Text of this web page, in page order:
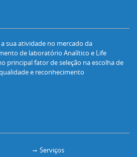
sua atividade no mercado da
de laboratório Analítico e Life
principal fator de seleção na escolha de
e reconhecimento
Serviços